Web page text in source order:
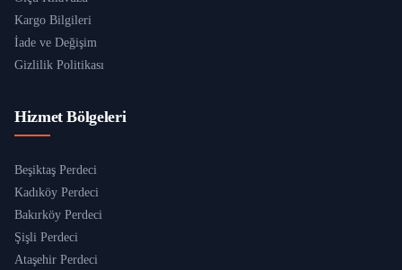
Kargo Bilgileri
İade ve Değişim
Gizlilik Politikası
Hizmet Bölgeleri
Beşiktaş Perdeci
Kadıköy Perdeci
Bakırköy Perdeci
Şişli Perdeci
Ataşehir Perdeci